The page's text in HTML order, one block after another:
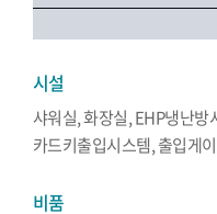
시설
샤워실, 화장실, EHP냉난
카드키출입시스템, 출입게
비품